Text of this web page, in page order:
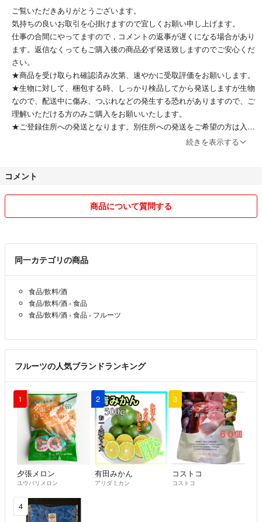
ご覧いただきありがとうございます。
気持ちの良いお取引を心掛けますので宜しくお願い申し上げます。
仕事の合間にやってますので，コメントの返事が遅くになる場合があり
ます。返信なくってもご購入後の商品必ず発送致しますのでご安心くだ
さい。
★商品を受け取られ確認済み次第、速やかに受取評価をお願いします。
★生物に対して、梱包する時、しっかり検品してから発送しますが生物
なので、配送中に傷み、つぶれなどの発生する恐れがありますので、ご
理解いただける方のみご購入をお願いいたします。
★ご登録住所への発送となります。別住所への発送をご希望の方は入札
十分ご理解の上よろしくお願い致します。
続きを表示する
コメント
商品について質問する
同一カテゴリの商品
食品/飲料/酒
食品/飲料/酒 › 食品
食品/飲料/酒 › 食品 › フルーツ
フルーツの人気ブランドランキング
1
夕張メロン
ユウバリメロン
2
有田みかん
アリダミカン
3
コストコ
コストコ
4